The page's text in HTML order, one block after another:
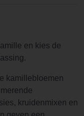
en kies de
kamillebloemen
kruidenmixen en